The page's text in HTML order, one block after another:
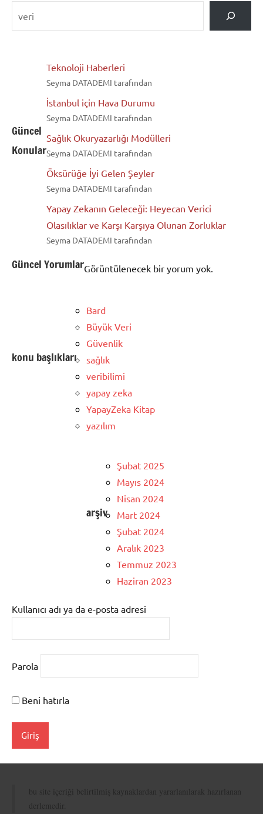
Güncel
Konular
Teknoloji Haberleri
Seyma DATADEMI tarafından
İstanbul için Hava Durumu
Seyma DATADEMI tarafından
Sağlık Okuryazarlığı Modülleri
Seyma DATADEMI tarafından
Öksürüğe İyi Gelen Şeyler
Seyma DATADEMI tarafından
Yapay Zekanın Geleceği: Heyecan Verici
Olasılıklar ve Karşı Karşıya Olunan Zorluklar
Seyma DATADEMI tarafından
Güncel YorumlarGörüntülenecek bir yorum yok.
konu başlıkları
Bard
Büyük Veri
Güvenlik
sağlık
veribilimi
yapay zeka
YapayZeka Kitap
yazılım
arşiv
Şubat 2025
Mayıs 2024
Nisan 2024
Mart 2024
Şubat 2024
Aralık 2023
Temmuz 2023
Haziran 2023
Kullanıcı adı ya da e-posta adresi
Parola
Beni hatırla
bu site içeriği belirtilmiş kaynaklardan yararlanılarak hazırlanan
derlemedir.